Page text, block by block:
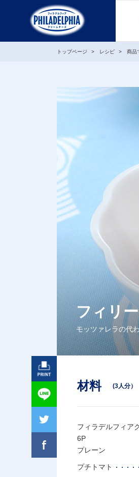
トップページ レシピ 商品
フィリ
モッツァレラの代
材料 (3人分）
フィラデルフィア
6P
プレーン
プチトマト